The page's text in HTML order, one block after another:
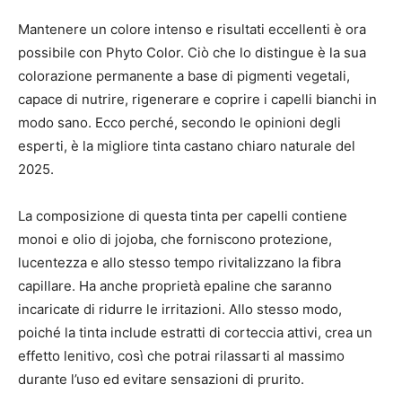
Mantenere un colore intenso e risultati eccellenti è ora
possibile con Phyto Color. Ciò che lo distingue è la sua
colorazione permanente a base di pigmenti vegetali,
capace di nutrire, rigenerare e coprire i capelli bianchi in
modo sano. Ecco perché, secondo le opinioni degli
esperti, è la migliore tinta castano chiaro naturale del
2025.
La composizione di questa tinta per capelli contiene
monoi e olio di jojoba, che forniscono protezione,
lucentezza e allo stesso tempo rivitalizzano la fibra
capillare. Ha anche proprietà epaline che saranno
incaricate di ridurre le irritazioni. Allo stesso modo,
poiché la tinta include estratti di corteccia attivi, crea un
effetto lenitivo, così che potrai rilassarti al massimo
durante l’uso ed evitare sensazioni di prurito.